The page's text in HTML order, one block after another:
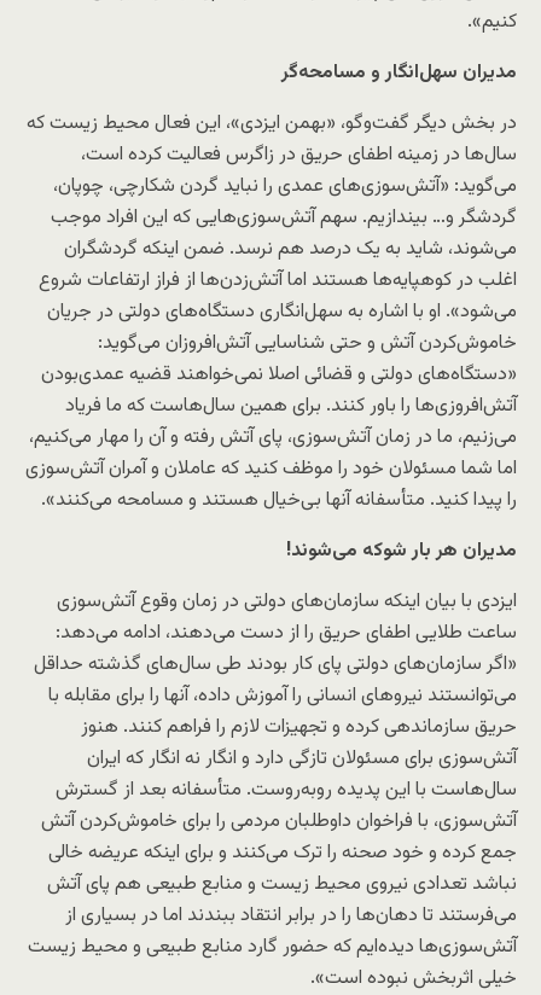
کنیم».
مدیران سهل‌انگار و مسامحه‌گر
در بخش دیگر گفت‌وگو، «بهمن ایزدی»، این فعال محیط زیست که
سال‌ها در زمینه اطفای حریق در زاگرس فعالیت کرده است،
می‌گوید: «آتش‌سوزی‌های عمدی را نباید گردن شکارچی، چوپان،
گردشگر و… بیندازیم. سهم آتش‌سوزی‌هایی که این افراد موجب
می‌شوند، شاید به یک درصد هم ‌نرسد. ضمن اینکه گردشگران
اغلب در کوهپایه‌ها هستند اما آتش‌زدن‌ها از فراز ارتفاعات شروع
می‌شود». او با اشاره به سهل‌انگاری دستگاه‌های دولتی در جریان
خاموش‌کردن آتش و حتی شناسایی آتش‌افروزان می‌گوید:
«دستگاه‌های دولتی و قضائی اصلا نمی‌خواهند قضیه عمدی‌بودن
آتش‌افروزی‌ها را باور کنند. برای همین سال‌هاست که ما فریاد
می‌زنیم، ما در زمان آتش‌سوزی، پای آتش رفته و آن را مهار می‌کنیم،
اما شما مسئولان خود را موظف کنید که عاملان و آمران آتش‌سوزی
را پیدا کنید. متأسفانه آنها بی‌خیال هستند و مسامحه می‌کنند».
مدیران هر بار شوکه می‌شوند!
ایزدی با بیان اینکه سازمان‌های دولتی در زمان وقوع آتش‌سوزی
ساعت طلایی اطفای حریق را از دست می‌دهند، ادامه می‌دهد:
«اگر سازمان‌های دولتی پای کار بودند طی سال‌های گذشته حداقل
می‌توانستند نیروهای انسانی را آموزش داده، آنها را برای مقابله با
حریق سازماندهی کرده و تجهیزات لازم را فراهم کنند. هنوز
آتش‌سوزی‌ برای مسئولان تازگی دارد و انگار نه انگار که ایران
سال‌هاست با این پدیده روبه‌روست. متأسفانه بعد از گسترش
آتش‌سوزی، با فراخوان داوطلبان مردمی را برای خاموش‌کردن آتش
جمع کرده و خود صحنه را ترک می‌کنند و برای اینکه عریضه خالی
نباشد تعدادی نیروی محیط زیست و منابع طبیعی هم پای آتش
می‌فرستند تا دهان‌ها را در برابر انتقاد ببندند اما در بسیاری از
آتش‌سوزی‌ها دیده‌ایم که حضور گارد منابع طبیعی و محیط زیست
خیلی اثربخش نبوده است».